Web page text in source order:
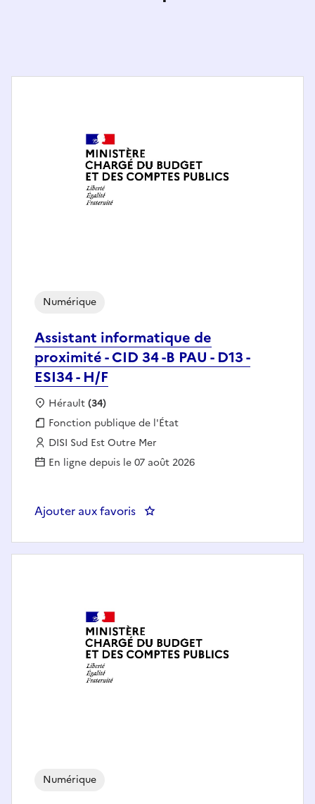
Assistant informatique de
proximité - CID 34 -B PAU - D13 -
ESI34 - H/F
Numérique
Localisation :
Hérault(34)
Fonction publique :
Fonction publique de l'État
Employeur :
DISI Sud Est Outre Mer
En ligne depuis le 07 août 2026
Ajouter aux favoris
Numérique